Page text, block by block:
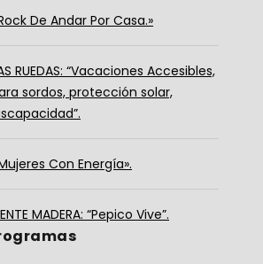
De Andar Por Casa.»
RUEDAS: “Vacaciones Accesibles,
sordos, protección solar,
Con Energía».
MADERA: “Pepico Vive”.